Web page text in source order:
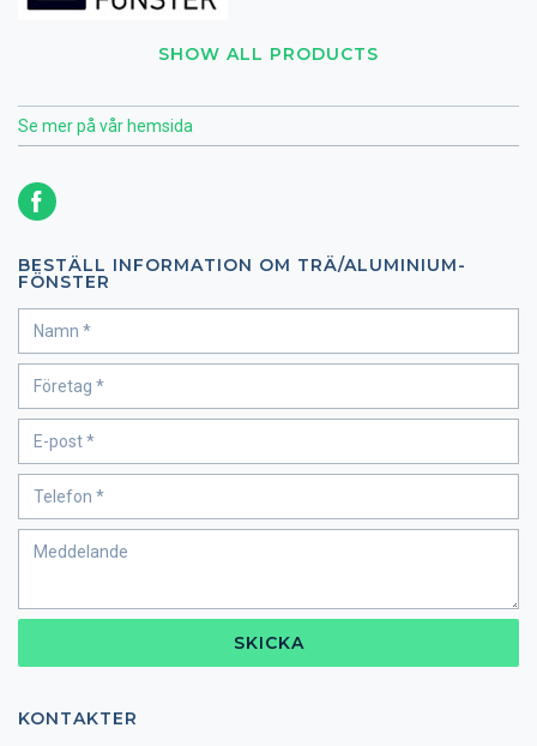
SHOW ALL PRODUCTS
Se mer på vår hemsida
BESTÄLL INFORMATION OM TRÄ/ALUMINIUM-
FÖNSTER
SKICKA
KONTAKTER